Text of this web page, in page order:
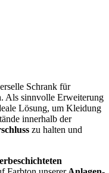
Schrank für
Als sinnvolle Erweiterung
Lösung, um Kleidung
innerhalb der
zu halten und